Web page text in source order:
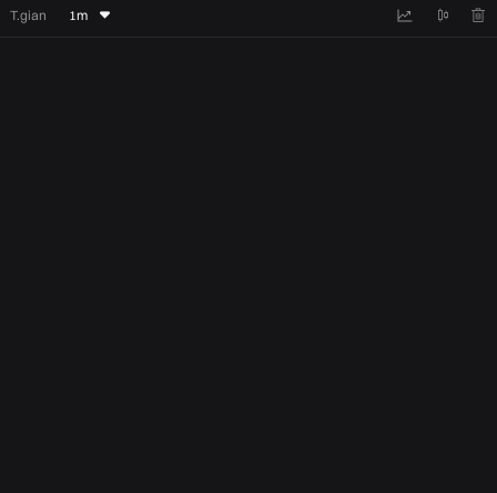
T.gian 1m